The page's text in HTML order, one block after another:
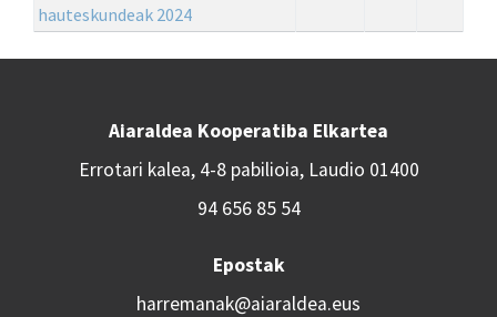
hauteskundeak 2024
Aiaraldea Kooperatiba Elkartea
Errotari kalea, 4-8 pabilioia, Laudio 01400
94 656 85 54
Epostak
harremanak@aiaraldea.eus